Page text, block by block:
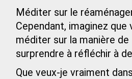
Méditer sur le
Cependant, imaginez
méditer sur la manière
surprendre à réfléchir à
Que veux-je vraiment